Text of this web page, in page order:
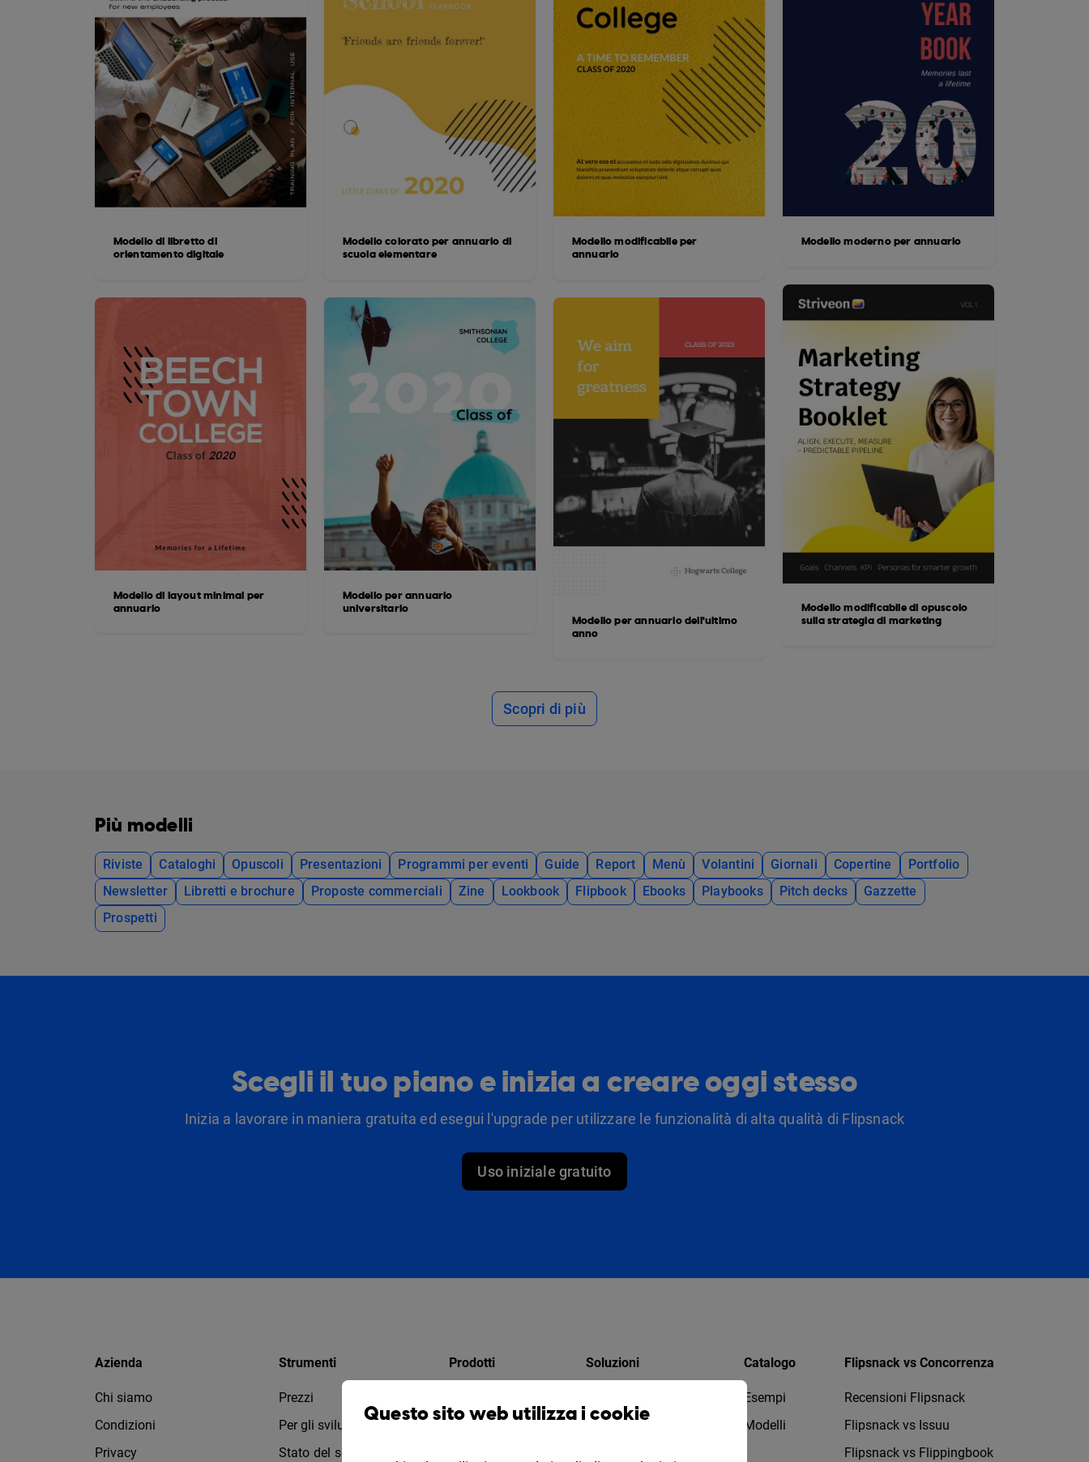
Modello di libretto di
orientamento digitale
Modello di layout minimal per
annuario
Modello colorato per annuario di
scuola elementare
Modello per annuario
universitario
Modello modificabile per
annuario
Modello per annuario dell'ultimo
anno
Modello moderno per annuario
Modello modificabile di opuscolo
sulla strategia di marketing
Scopri di più
Più modelli
Riviste Cataloghi Opuscoli Presentazioni Programmi per eventi Guide Report Menù Volantini Giornali Copertine
Portfolio
Newsletter
Libretti e brochure Proposte commerciali Zine Lookbook Flipbook Ebooks Playbooks Pitch decks
Gazzette
Prospetti
Scegli il tuo piano e inizia a creare oggi stesso
Inizia a lavorare in maniera gratuita ed esegui l'upgrade per utilizzare le funzionalità di alta qualità di Flipsnack
Uso iniziale gratuito
Azienda
Chi siamo
Condizioni
Privacy
Strumenti
Prezzi
Per gli sviluppatori
Stato del servizio
Prodotti
Libreria virtuale
Soluzioni
Per le aziende
Catalogo
Esempi
Modelli
Flipsnack vs Concorrenza
Recensioni Flipsnack
Flipsnack vs Issuu
Flipsnack vs Flippingbook
Questo sito web utilizza i cookie